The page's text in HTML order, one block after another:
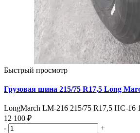
Быстрый просмотр
Грузовая шина 215/75 R17,5 Long
LongMarch LM-216 215/75 R17,5 HC-16
12 100 ₽
-
+